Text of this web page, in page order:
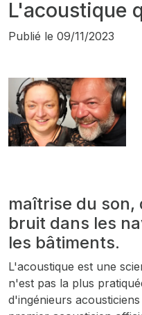
L'acoustique
Publié le 09/11/2023
maîtrise du son,
bruit dans les
les bâtiments.
L'acoustique est une
n'est pas la plus
d'ingénieurs